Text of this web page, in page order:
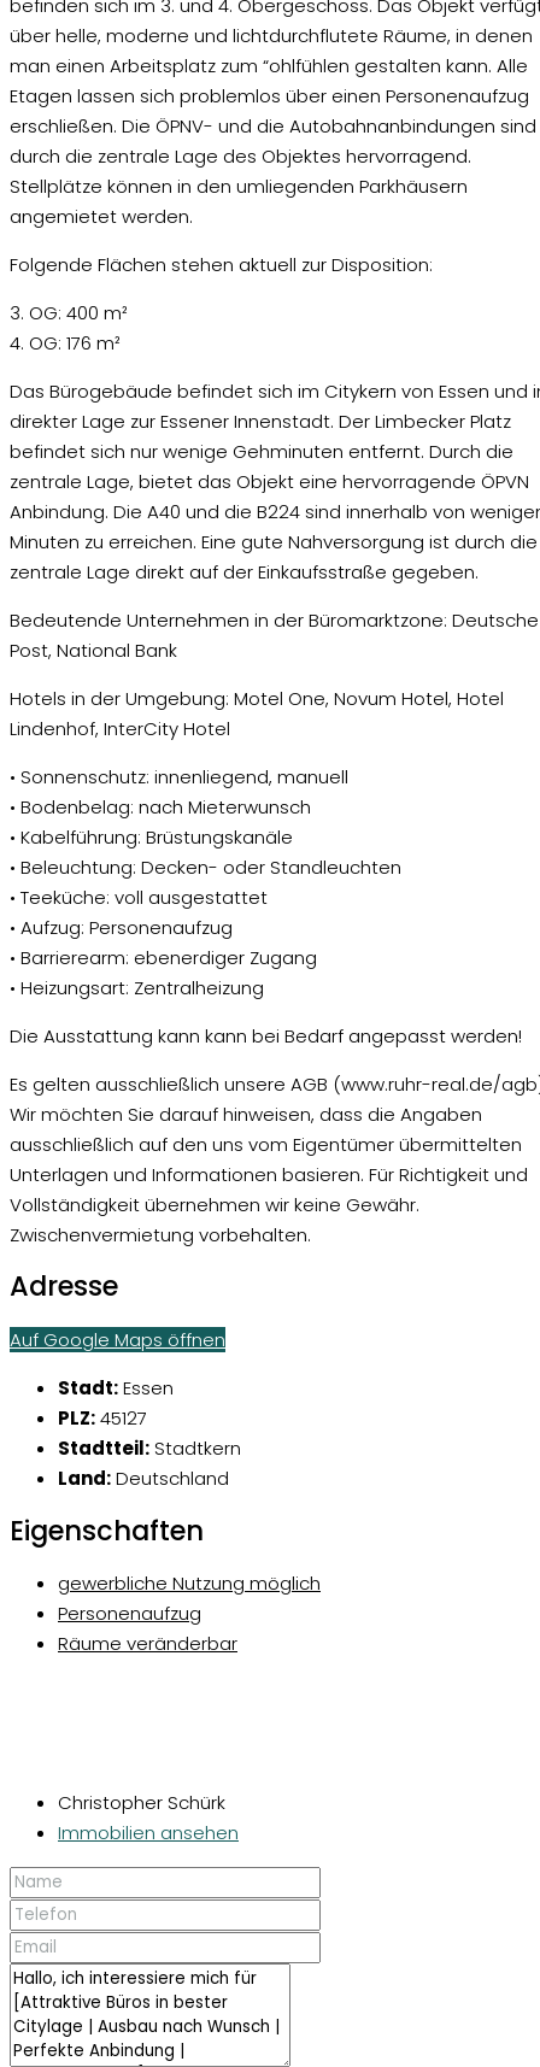
über helle, moderne und lichtdurchflutete Räume, in denen
man einen Arbeitsplatz zum “ohlfühlen gestalten kann. Alle
Etagen lassen sich problemlos über einen Personenaufzug
erschließen. Die ÖPNV- und die Autobahnanbindungen sind
durch die zentrale Lage des Objektes hervorragend.
Stellplätze können in den umliegenden Parkhäusern
angemietet werden.
Folgende Flächen stehen aktuell zur Disposition:
3. OG: 400 m²
4. OG: 176 m²
Das Bürogebäude befindet sich im Citykern von Essen und
direkter Lage zur Essener Innenstadt. Der Limbecker Platz
befindet sich nur wenige Gehminuten entfernt. Durch die
zentrale Lage, bietet das Objekt eine hervorragende ÖPVN
Anbindung. Die A40 und die B224 sind innerhalb von
Minuten zu erreichen. Eine gute Nahversorgung ist durch die
zentrale Lage direkt auf der Einkaufsstraße gegeben.
Bedeutende Unternehmen in der Büromarktzone: Deutsche
Post, National Bank
Hotels in der Umgebung: Motel One, Novum Hotel, Hotel
Lindenhof, InterCity Hotel
• Sonnenschutz: innenliegend, manuell
• Bodenbelag: nach Mieterwunsch
• Kabelführung: Brüstungskanäle
• Beleuchtung: Decken- oder Standleuchten
• Teeküche: voll ausgestattet
• Aufzug: Personenaufzug
• Barrierearm: ebenerdiger Zugang
• Heizungsart: Zentralheizung
Die Ausstattung kann kann bei Bedarf angepasst werden!
Es gelten ausschließlich unsere AGB (www.ruhr-real.de/
Wir möchten Sie darauf hinweisen, dass die Angaben
ausschließlich auf den uns vom Eigentümer übermittelten
Unterlagen und Informationen basieren. Für Richtigkeit und
Vollständigkeit übernehmen wir keine Gewähr.
Zwischenvermietung vorbehalten.
Adresse
Auf Google Maps öffnen
Stadt:Essen
PLZ:45127
Stadtteil:Stadtkern
Land:Deutschland
Eigenschaften
gewerbliche Nutzung möglich
Personenaufzug
Räume veränderbar
Christopher Schürk
Immobilien ansehen